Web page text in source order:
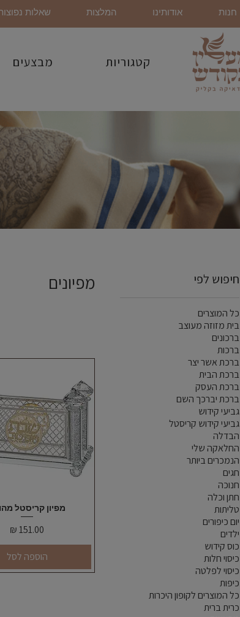
חנות אודותינו המלצות שאלות
קטגוריות מבצעים
חיפוש לפי
כל המוצרים
בית מזוזה מעוצב
ברכונים
ברכות
ברכת אשר יצר
ברכת הבית
ברכת העסק
ברכת יברכך השם
גביעי קידוש
גביעי קידוש קריסטל
הבדלה
החלאקה שלי
הנמכרים ביותר
חגים
חנוכה
חתן וכלה
טליתות
יום כיפורים
ילדים
כוס קידוש
כיסוי חלות
כיסוי לפלטה
כיפות
כל המוצרים לקופון היכרות
כרית ברית
מפיונים
תצוגה מהירה
מפיון קריסטל
מחיר
הוספה לסל